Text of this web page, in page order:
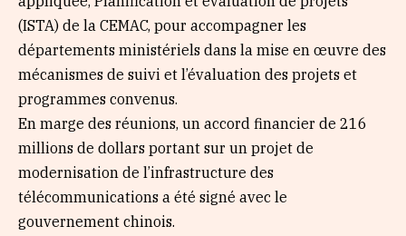
(ISTA) de la CEMAC, pour accompagner les
départements ministériels dans la mise en œuvre des
mécanismes de suivi et l’évaluation des projets et
programmes convenus.
En marge des réunions, un accord financier de 216
millions de dollars portant sur un projet de
modernisation de l’infrastructure des
télécommunications a été signé avec le
gouvernement chinois.